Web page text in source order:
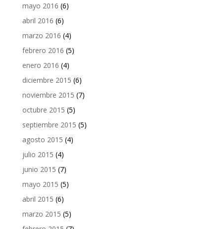
mayo 2016 (6)
abril 2016 (6)
marzo 2016 (4)
febrero 2016 (5)
enero 2016 (4)
diciembre 2015 (6)
noviembre 2015 (7)
octubre 2015 (5)
septiembre 2015 (5)
agosto 2015 (4)
julio 2015 (4)
junio 2015 (7)
mayo 2015 (5)
abril 2015 (6)
marzo 2015 (5)